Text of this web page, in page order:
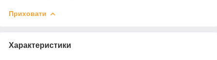
Приховати
Характеристики